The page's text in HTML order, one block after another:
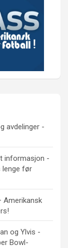
avdelinger -
informasjon -
lenge før
Amerikansk
og Ylvis -
Bowl-